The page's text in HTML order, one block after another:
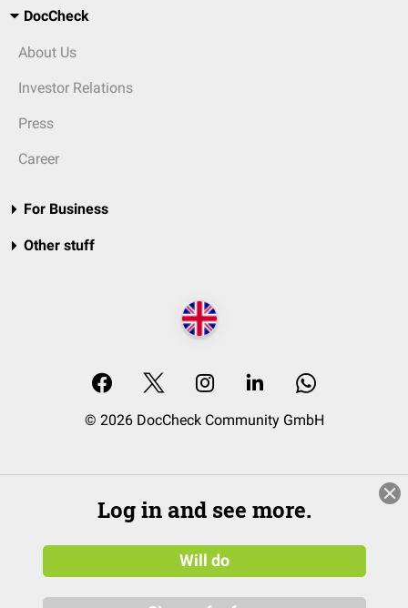
DocCheck
About Us
Investor Relations
Press
Career
For Business
Other stuff
© 2026 DocCheck Community GmbH
Log in and see more.
Will do